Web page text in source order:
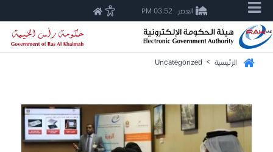
العصر 03:52 PM
الرئيسية >
Uncategorized